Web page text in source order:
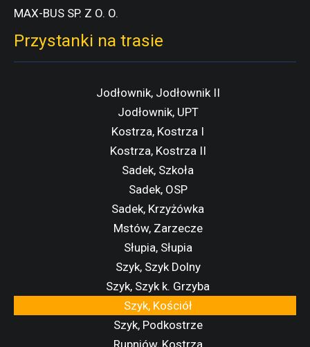
MAX-BUS SP. Z O. O.
Przystanki na trasie
Jodłownik, Jodłownik II
Jodłownik, UPT
Kostrza, Kostrza I
Kostrza, Kostrza II
Sadek, Szkoła
Sadek, OSP
Sadek, Krzyżówka
Mstów, Zarzecze
Słupia, Słupia
Szyk, Szyk Dolny
Szyk, Szyk k. Grzyba
Szyk, Kościół
Szyk, Podkostrze
Rupniów, Kostrza